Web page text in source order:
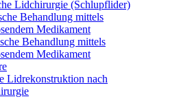
Lidchirurgie (Schlupflider)
Behandlung mittels
Medikament
Behandlung mittels
Medikament
Lidrekonstruktion nach